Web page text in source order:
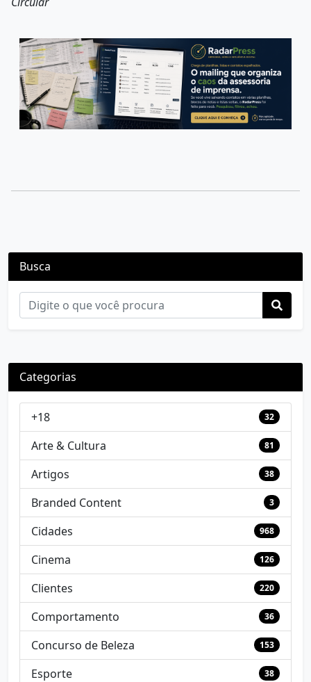
Busca
Categorias
+18 32
Arte & Cultura 81
Artigos 38
Branded Content 3
Cidades 968
Cinema 126
Clientes 220
Comportamento 36
Concurso de Beleza 153
Esporte 38